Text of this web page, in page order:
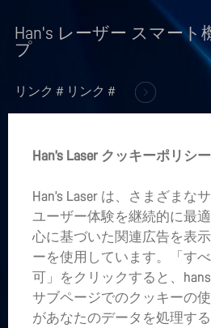
Han's レーザー スマート
プ
リンク＃リンク＃
業界アプリケーション
あなたの心の中にプロジェクトがあ
LET’S TALK
Han’s Laser クッキーポリシー
Han’s Laser は、さまざまな
ユーザー体験を継続的に最
心に基づいた関連広告を表
ーを使用しています。「す
可」をクリックすると、
サブページでのクッキーの
があなたのデータを処理す